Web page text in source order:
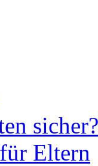
sicher?
Eltern